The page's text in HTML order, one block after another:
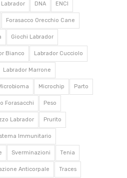
Labrador DNA ENCI
Forasacco Orecchio Cane
Giochi Labrador
Bianco Labrador Cucciolo
Labrador Marrone
Microchip Parto
Forasacchi Peso
Labrador Prurito
Immunitario
Sverminazioni Tenia
Anticorpale Traces